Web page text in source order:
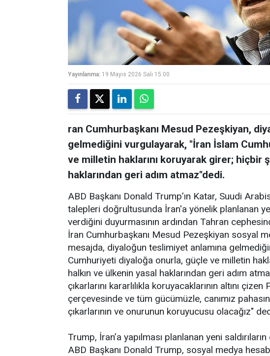
Yayınlanma: 19 Mayıs 2026 Salı 15:00
ran Cumhurbaşkanı Mesud Pezeşkiyan,
gelmediğini vurgulayarak, "İran İslam
ve milletin haklarını koruyarak girer; hiçbir
haklarından geri adım atmaz"dedi.
ABD Başkanı Donald Trump’ın Katar, Suudi
talepleri doğrultusunda İran'a yönelik planlanan
verdiğini duyurmasının ardından Tahran
İran Cumhurbaşkanı Mesud Pezeşkiyan sosyal
mesajda, diyaloğun teslimiyet anlamına
Cumhuriyeti diyaloğa onurla, güçle ve milletin
halkın ve ülkenin yasal haklarından geri adım
çıkarlarını kararlılıkla koruyacaklarının altını
çerçevesinde ve tüm gücümüzle, canımız
çıkarlarının ve onurunun koruyucusu olacağız"
Trump, İran’a yapılması planlanan yeni
ABD Başkanı Donald Trump, sosyal medya